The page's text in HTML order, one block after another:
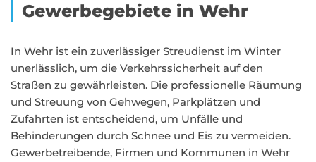
Gewerbegebiete in Wehr
In Wehr ist ein zuverlässiger Streudienst im Winter
unerlässlich, um die Verkehrssicherheit auf den
Straßen zu gewährleisten. Die professionelle Räumung
und Streuung von Gehwegen, Parkplätzen und
Zufahrten ist entscheidend, um Unfälle und
Behinderungen durch Schnee und Eis zu vermeiden.
Gewerbetreibende, Firmen und Kommunen in Wehr